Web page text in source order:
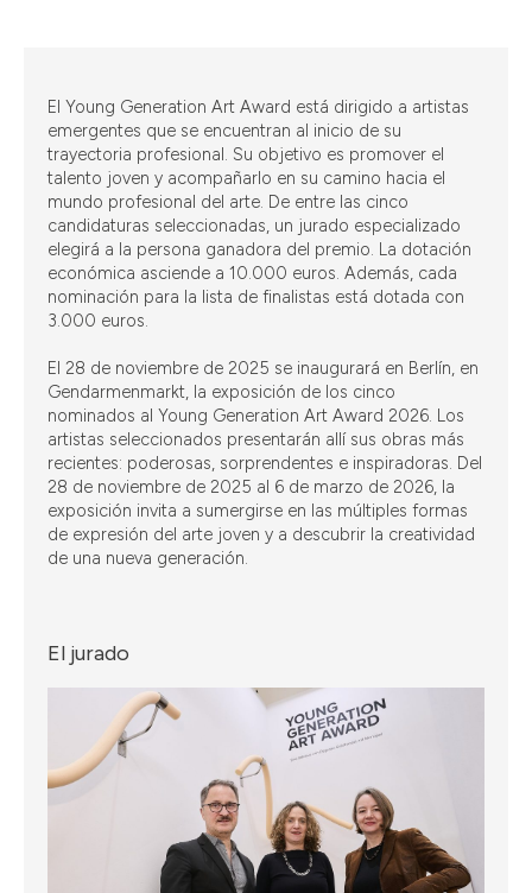
El Young Generation Art Award está dirigido a artistas
emergentes que se encuentran al inicio de su
trayectoria profesional. Su objetivo es promover el
talento joven y acompañarlo en su camino hacia el
mundo profesional del arte. De entre las cinco
candidaturas seleccionadas, un jurado especializado
elegirá a la persona ganadora del premio. La dotación
económica asciende a 10.000 euros. Además, cada
nominación para la lista de finalistas está dotada con
3.000 euros.
El 28 de noviembre de 2025 se inaugurará en Berlín, en
Gendarmenmarkt, la exposición de los cinco
nominados al Young Generation Art Award 2026. Los
artistas seleccionados presentarán allí sus obras más
recientes: poderosas, sorprendentes e inspiradoras. Del
28 de noviembre de 2025 al 6 de marzo de 2026, la
exposición invita a sumergirse en las múltiples formas
de expresión del arte joven y a descubrir la creatividad
de una nueva generación.
El jurado